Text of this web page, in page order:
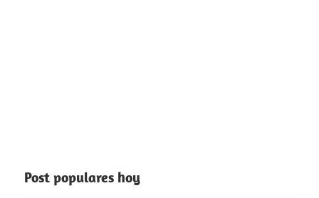
Post populares hoy